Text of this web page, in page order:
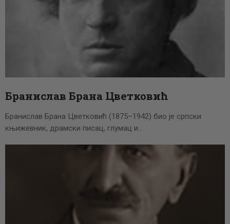
Бранислав Брана Цветковић
Бранислав Брана Цветковић (1875–1942) био је српски
књижевник, драмски писац, глумац и…